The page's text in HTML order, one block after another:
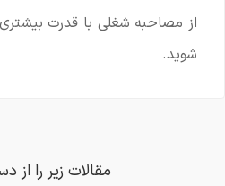
از مصاحبه شغلی با قدرت
شوید.
مقالات زیر را